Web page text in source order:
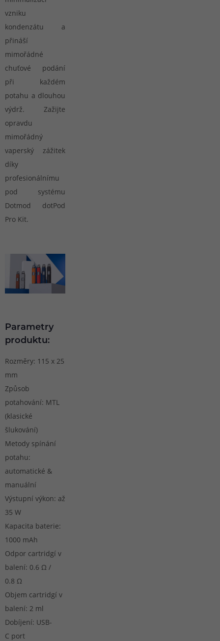
vzniku
kondenzátu a
přináší
mimořádné
chuťové podání
při každém
potahu a dlouhou
výdrž. Zažijte
opravdu
mimořádný
vaperský zážitek
díky
profesionálnímu
pod systému
Dotmod dotPod
Pro Kit.
Parametry
produktu:
Rozměry: 115 x 25
mm
Způsob
potahování: MTL
(klasické
šlukování)
Metody spínání
potahu:
automatické &
manuální
Výstupní výkon: až
35 W
Kapacita baterie:
1000 mAh
Odpor cartridgí v
balení: 0.6 Ω /
0.8 Ω
Objem cartridgí v
balení: 2 ml
Dobíjení: USB-
C port